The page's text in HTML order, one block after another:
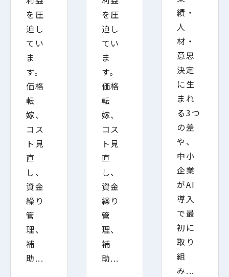
を圧
迫し
てい
ま
す。
価格
転
嫁、
コス
ト見
直
し、
資金
繰り
管
理、
補
助...
を圧
迫し
てい
ま
す。
価格
転
嫁、
コス
ト見
直
し、
資金
繰り
管
理、
補
助...
績・
人
材・
意思
決定
に生
まれ
る3つ
の差
や、
中小
企業
がAI
導入
で最
初に
取り
組
み...